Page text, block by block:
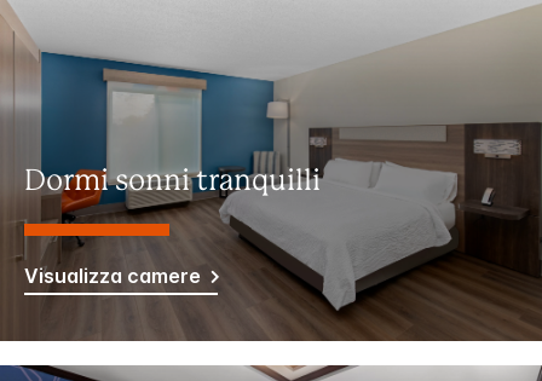
Dormi sonni tranquilli
Visualizza camere